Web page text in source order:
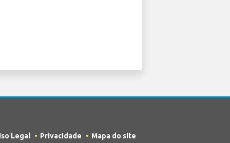
Legal Privacidade Mapa do site